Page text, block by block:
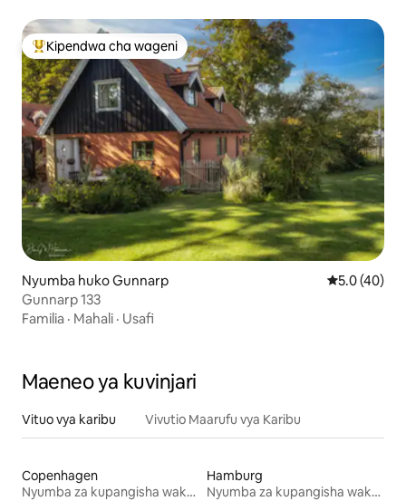
Kipendwa maarufu cha wageni
Kipendwa cha wageni
Nyumba huko Gunnarp Ukadiriaji
5.0 (40)
Gunnarp 133
Familia · Mahali · Usafi
Maeneo ya kuvinjari
Vituo vya karibu Vivutio Maarufu vya Karibu
Copenhagen
Nyumba za kupangisha wakati wa likizo
Hamburg
Nyumba za kupangisha wakati wa likizo